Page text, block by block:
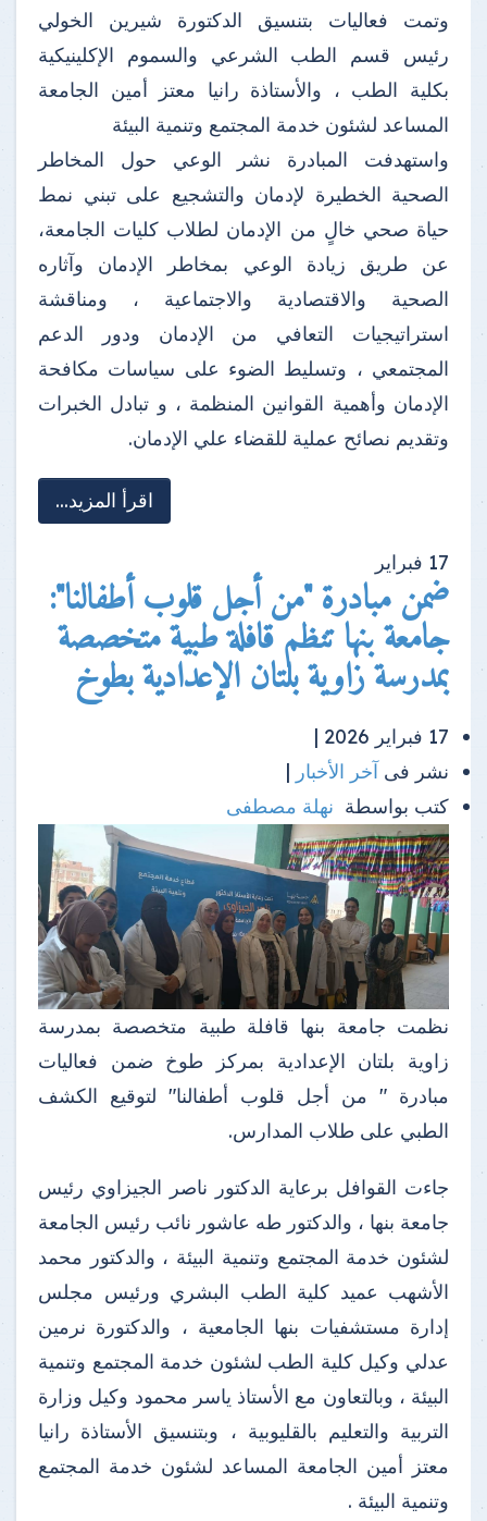
وتمت فعاليات بتنسيق الدكتورة شيرين الخولي
رئيس قسم الطب الشرعي والسموم الإكلينيكية
بكلية الطب ، والأستاذة رانيا معتز أمين الجامعة
المساعد لشئون خدمة المجتمع وتنمية البيئة
واستهدفت المبادرة نشر الوعي حول المخاطر
الصحية الخطيرة لإدمان والتشجيع على تبني نمط
حياة صحي خالٍ من الإدمان لطلاب كليات الجامعة،
عن طريق زيادة الوعي بمخاطر الإدمان وآثاره
الصحية والاقتصادية والاجتماعية ، ومناقشة
استراتيجيات التعافي من الإدمان ودور الدعم
المجتمعي ، وتسليط الضوء على سياسات مكافحة
الإدمان وأهمية القوانين المنظمة ، و تبادل الخبرات
وتقديم نصائح عملية للقضاء علي الإدمان.
اقرأ المزيد...
17 فبراير
ضمن مبادرة "من أجل قلوب أطفالنا":
جامعة بنها تنظم قافلة طبية متخصصة
بمدرسة زاوية بلتان الإعدادية بطوخ
17 فبراير 2026 |
نشر فى آخر الأخبار |
كتب بواسطة نهلة مصطفى
نظمت جامعة بنها قافلة طبية متخصصة بمدرسة
زاوية بلتان الإعدادية بمركز طوخ ضمن فعاليات
مبادرة " من أجل قلوب أطفالنا" لتوقيع الكشف
الطبي على طلاب المدارس.
جاءت القوافل برعاية الدكتور ناصر الجيزاوي رئيس
جامعة بنها ، والدكتور طه عاشور نائب رئيس الجامعة
لشئون خدمة المجتمع وتنمية البيئة ، والدكتور محمد
الأشهب عميد كلية الطب البشري ورئيس مجلس
إدارة مستشفيات بنها الجامعية ، والدكتورة نرمين
عدلي وكيل كلية الطب لشئون خدمة المجتمع وتنمية
البيئة ، وبالتعاون مع الأستاذ ياسر محمود وكيل وزارة
التربية والتعليم بالقليوبية ، وبتنسيق الأستاذة رانيا
معتز أمين الجامعة المساعد لشئون خدمة المجتمع
وتنمية البيئة .